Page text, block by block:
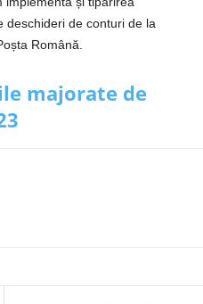
deschideri de conturi de la
Română.
majorate de